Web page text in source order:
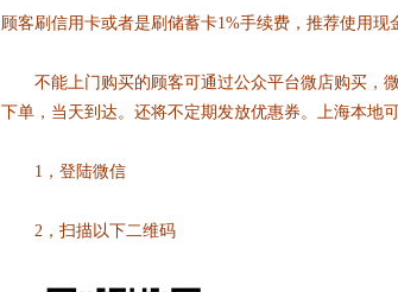
顾客刷信用卡或者是刷储蓄卡1%手续费，推荐使用现
不能上门购买的顾客可通过公众平台微店购买，
下单，当天到达。还将不定期发放优惠券。上海本地
1，登陆微信
2，扫描以下二维码